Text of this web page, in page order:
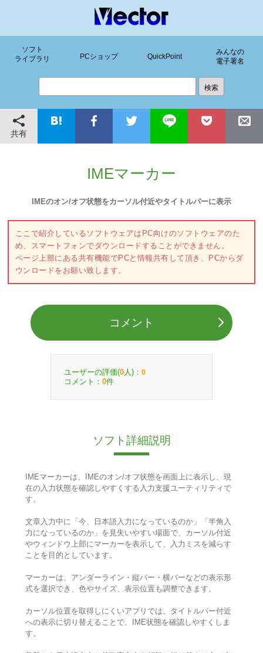
ソフト
ライブラリ
PCショップ QuickPoint
みんなの
電子署名
共有
IMEマーカー
IMEのオン/オフ状態をカーソル付近やタイトルバーに表示
ここで紹介しているソフトウェアはPC向けのソフトウェアのた
め、スマートフォンでダウンロードすることができません。
ページ上部にある共有機能でPCと情報共有して頂き、PCからダ
ウンロードをお願い致します。
コメント
ユーザーの評価(0 人)： 0
コメント： 0件
ソフト詳細説明
IMEマーカーは、IMEのオン/オフ状態を画面上に表示し、現
在の入力状態を確認しやすくする入力支援ユーティリティで
す。
文章入力中に「今、日本語入力になっているのか」「半角入
力になっているのか」を見失いやすい場面で、カーソル付近
やウィンドウ上部にマーカーを表示して、入力ミスを減らす
ことを目的としています。
マーカーは、アンダーライン・縦バー・横バーなどの表示形
式を選択でき、色やサイズ、表示位置も調整できます。
カーソル位置を取得しにくいアプリでは、タイトルバー付近
への表示に切り替えることで、IME状態を確認しやすくしま
す。